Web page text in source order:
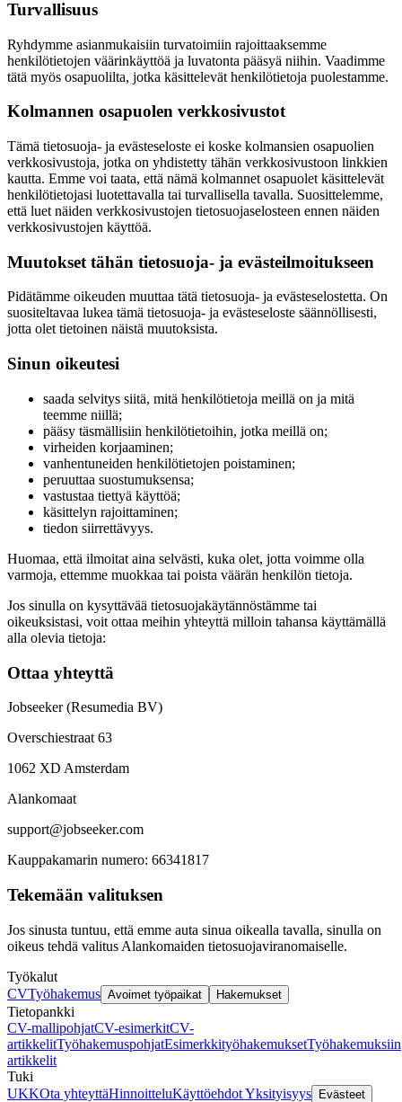
Turvallisuus
Ryhdymme asianmukaisiin turvatoimiin rajoittaaksemme
henkilötietojen väärinkäyttöä ja luvatonta pääsyä niihin. Vaadimme
tätä myös osapuolilta, jotka käsittelevät henkilötietoja puolestamme.
Kolmannen osapuolen verkkosivustot
Tämä tietosuoja- ja evästeseloste ei koske kolmansien osapuolien
verkkosivustoja, jotka on yhdistetty tähän verkkosivustoon linkkien
kautta. Emme voi taata, että nämä kolmannet osapuolet käsittelevät
henkilötietojasi luotettavalla tai turvallisella tavalla. Suosittelemme,
että luet näiden verkkosivustojen tietosuojaselosteen ennen näiden
verkkosivustojen käyttöä.
Muutokset tähän tietosuoja- ja evästeilmoitukseen
Pidätämme oikeuden muuttaa tätä tietosuoja- ja evästeselostetta. On
suositeltavaa lukea tämä tietosuoja- ja evästeseloste säännöllisesti,
jotta olet tietoinen näistä muutoksista.
Sinun oikeutesi
saada selvitys siitä, mitä henkilötietoja meillä on ja mitä
teemme niillä;
pääsy täsmällisiin henkilötietoihin, jotka meillä on;
virheiden korjaaminen;
vanhentuneiden henkilötietojen poistaminen;
peruuttaa suostumuksensa;
vastustaa tiettyä käyttöä;
käsittelyn rajoittaminen;
tiedon siirrettävyys.
Huomaa, että ilmoitat aina selvästi, kuka olet, jotta voimme olla
varmoja, ettemme muokkaa tai poista väärän henkilön tietoja.
Jos sinulla on kysyttävää tietosuojakäytännöstämme tai
oikeuksistasi, voit ottaa meihin yhteyttä milloin tahansa käyttämällä
alla olevia tietoja:
Ottaa yhteyttä
Jobseeker (Resumedia BV)
Overschiestraat 63
1062 XD Amsterdam
Alankomaat
support@jobseeker.com
Kauppakamarin numero: 66341817
Tekemään valituksen
Jos sinusta tuntuu, että emme auta sinua oikealla tavalla, sinulla on
oikeus tehdä valitus Alankomaiden tietosuojaviranomaiselle.
Työkalut
CVTyöhakemus Avoimet työpaikat Hakemukset
Tietopankki
CV-mallipohjatCV-esimerkitCV-
artikkelitTyöhakemuspohjatEsimerkkityöhakemuksetTyöhakemuksiin
artikkelit
Tuki
UKKOta yhteyttäHinnoitteluKäyttöehdotYksityisyys Evästeet